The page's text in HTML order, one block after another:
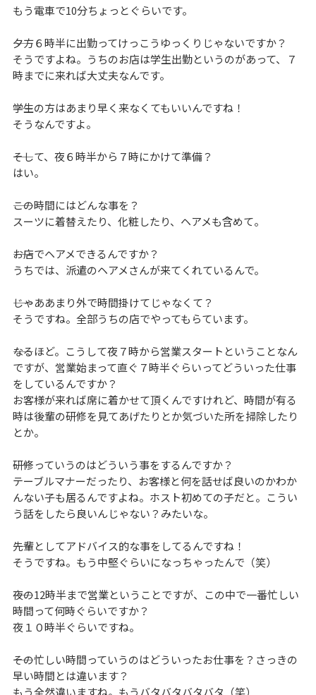
もう電車で10分ちょっとぐらいです。
――夕方６時半に出勤ってけっこうゆっくりじゃないですか？
そうですよね。うちのお店は学生出勤というのがあって、７
時までに来れば大丈夫なんです。
――学生の方はあまり早く来なくてもいいんですね！
そうなんですよ。
――そして、夜６時半から７時にかけて準備？
はい。
――この時間にはどんな事を？
スーツに着替えたり、化粧したり、ヘアメも含めて。
――お店でヘアメできるんですか？
うちでは、派遣のヘアメさんが来てくれているんで。
――じゃああまり外で時間掛けてじゃなくて？
そうですね。全部うちの店でやってもらています。
――なるほど。こうして夜７時から営業スタートということなん
ですが、営業始まって直ぐ７時半ぐらいってどういった仕事
をしているんですか？
お客様が来れば席に着かせて頂くんですけれど、時間が有る
時は後輩の研修を見てあげたりとか気づいた所を掃除したり
とか。
――研修っていうのはどういう事をするんですか？
テーブルマナーだったり、お客様と何を話せば良いのかわか
んない子も居るんですよね。ホスト初めての子だと。こうい
う話をしたら良いんじゃない？みたいな。
――先輩としてアドバイス的な事をしてるんですね！
そうですね。もう中堅ぐらいになっちゃったんで（笑）
――夜の12時半まで営業ということですが、この中で一番忙しい
時間って何時ぐらいですか？
夜１０時半ぐらいですね。
――その忙しい時間っていうのはどういったお仕事を？さっきの
早い時間とは違います？
もう全然違いますね。もうバタバタバタバタ（笑）